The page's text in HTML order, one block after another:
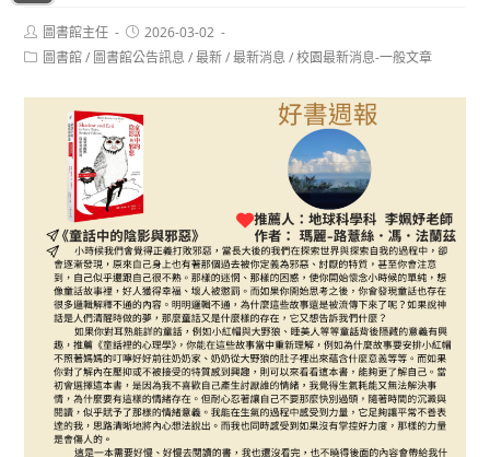
Post
author:
圖書館主任
Post
published:
2026-03-02
Post圖書館 / 圖書館公告訊息 / 最新 / 最新消息 / 校園最新消息-一般文章